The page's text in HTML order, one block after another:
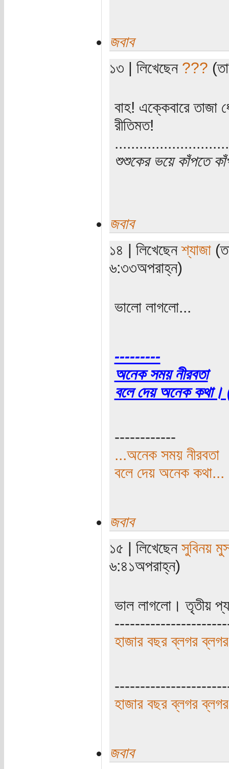
জবাব
১৩ | লিখেছেন ???
বাহ! এক্কেবারে তাজা
রীতিমত!
শুশুকের ভয়ে কাঁপতে
জবাব
১৪ | লিখেছেনশ্যাজা
৬:৩৩অপরাহ্ন)
ভালো লাগলো...
---------
অনেক সময় নীরবতা
বলে দেয় অনেক কথা।
------------
...অনেক সময় নীরবতা
বলে দেয় অনেক কথা...
জবাব
১৫ | লিখেছেন সুবিনয়
৬:৪১অপরাহ্ন)
ভাল লাগলো। তৃতীয়
হাজার বছর ব্লগর ব্লগর
হাজার বছর ব্লগর ব্লগর
জবাব